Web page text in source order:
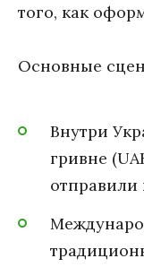
того, как
Основные
Внутри
гривне
отправили